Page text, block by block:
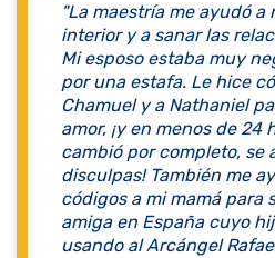
​"La maestría me ayudó a
interior y a sanar las
Mi esposo estaba muy
por una estafa. Le hice
Chamuel y a Nathaniel
amor, ¡y en menos de 24
cambió por completo, se
disculpas! También me
códigos a mi mamá para
amiga en España cuyo
usando al Arcángel